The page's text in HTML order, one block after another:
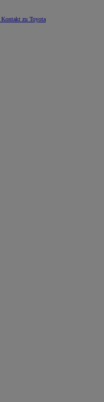
Kontakt zu Toyota